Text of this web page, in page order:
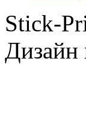
Stick-
Дизайн